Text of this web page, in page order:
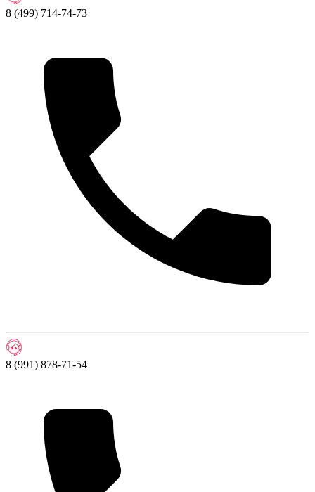
8 (499) 714-74-73
8 (991) 878-71-54